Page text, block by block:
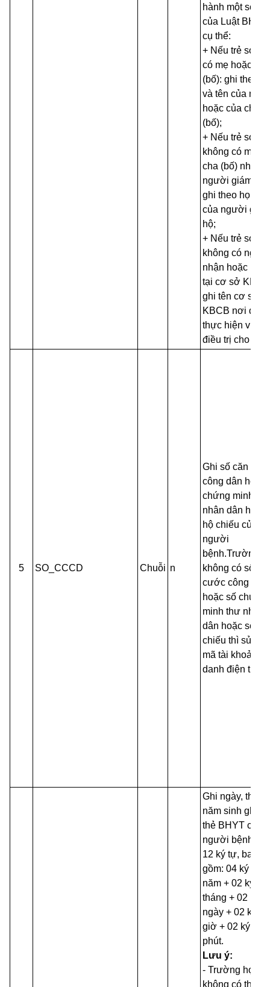
hành một số
của Luật BHYT,
cụ thể:
+ Nếu trẻ sơ
có mẹ hoặc cha
(bố): ghi theo
và tên của mẹ
hoặc của cha
(bố);
+ Nếu trẻ sơ
không có mẹ
cha (bố) nhưng
người giám hộ:
ghi theo họ và
của người giám
hộ;
+ Nếu trẻ sơ
không có người
nhận hoặc bỏ
tại cơ sở
ghi tên cơ sở
KBCB nơi đang
thực hiện việc
điều trị cho trẻ.
5 SO_CCCD Chuỗi n
Ghi số căn
công dân hoặc
chứng minh thư
nhân dân hoặc
hộ chiếu của
người
bệnh.Trường
không có số
cước công dân
hoặc số chứng
minh thư nhân
dân hoặc số hộ
chiếu thì sử
mã tài khoản
danh điện tử.
Ghi ngày,
năm sinh ghi
thẻ BHYT của
người bệnh,
12 ký tự, bao
gồm: 04 ký tự
năm + 02 ký tự
tháng + 02 ký
ngày + 02 ký tự
giờ + 02 ký tự
phút.
Lưu ý:
- Trường hợp
không có